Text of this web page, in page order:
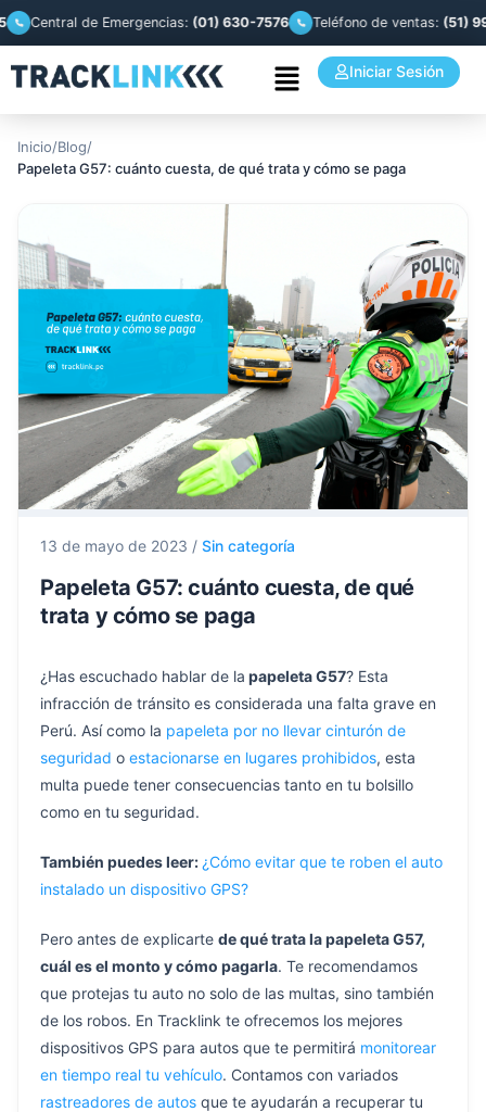
de Emergencias:(01) 630-7576 Teléfono de ventas:(51) 993
Iniciar Sesión
Inicio/Blog/
Papeleta G57: cuánto cuesta, de qué trata y cómo se paga
13 de mayo de 2023 / Sin categoría
Papeleta G57: cuánto cuesta, de qué
trata y cómo se paga
¿Has escuchado hablar de la papeleta G57? Esta
infracción de tránsito es considerada una falta grave en
Perú. Así como la papeleta por no llevar cinturón de
seguridad o estacionarse en lugares prohibidos, esta
multa puede tener consecuencias tanto en tu bolsillo
como en tu seguridad.
También puedes leer: ¿Cómo evitar que te roben el auto
instalado un dispositivo GPS?
Pero antes de explicarte de qué trata la papeleta G57,
cuál es el monto y cómo pagarla. Te recomendamos
que protejas tu auto no solo de las multas, sino también
de los robos. En Tracklink te ofrecemos los mejores
dispositivos GPS para autos que te permitirá monitorear
en tiempo real tu vehículo. Contamos con variados
rastreadores de autos que te ayudarán a recuperar tu